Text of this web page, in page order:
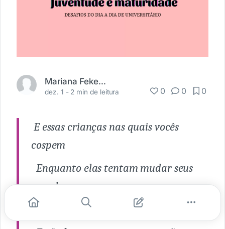
Mariana Fekete Oshima
dez. 1 - 2 min de leitura 0 0 0
E essas crianças nas quais vocês
cospem
Enquanto elas tentam mudar seus
mundos
São imunes a suas consultas